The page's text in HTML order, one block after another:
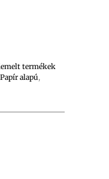
termékek
Papír alapú,